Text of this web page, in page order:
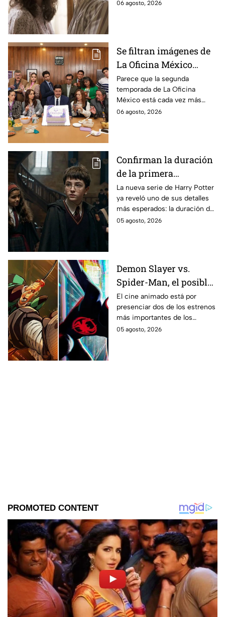
la película
06 agosto, 2026
Se filtran imágenes de
La Oficina México
temporada 2 y un
detalle desata teorías
entre los fans
Parece que la segunda
temporada de La Oficina
México está cada vez más
cerca, pues el elenco ya se
06 agosto, 2026
Confirman la duración
de la primera
temporada de Harry
Potter y emocionará a
los fans de los libros
La nueva serie de Harry Potter
ya reveló uno de sus detalles
más esperados: la duración de
la primera temporada basada
05 agosto, 2026
Demon Slayer vs.
Spider-Man, el posible
gran enfrentamiento
en taquilla del 2027
El cine animado está por
presenciar dos de los estrenos
más importantes de los
últimos años.
05 agosto, 2026